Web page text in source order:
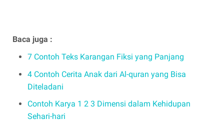
Baca juga :
7 Contoh Teks Karangan Fiksi yang Panjang
4 Contoh Cerita Anak dari Al-quran yang Bisa
Diteladani
Contoh Karya 1 2 3 Dimensi dalam Kehidupan
Sehari-hari